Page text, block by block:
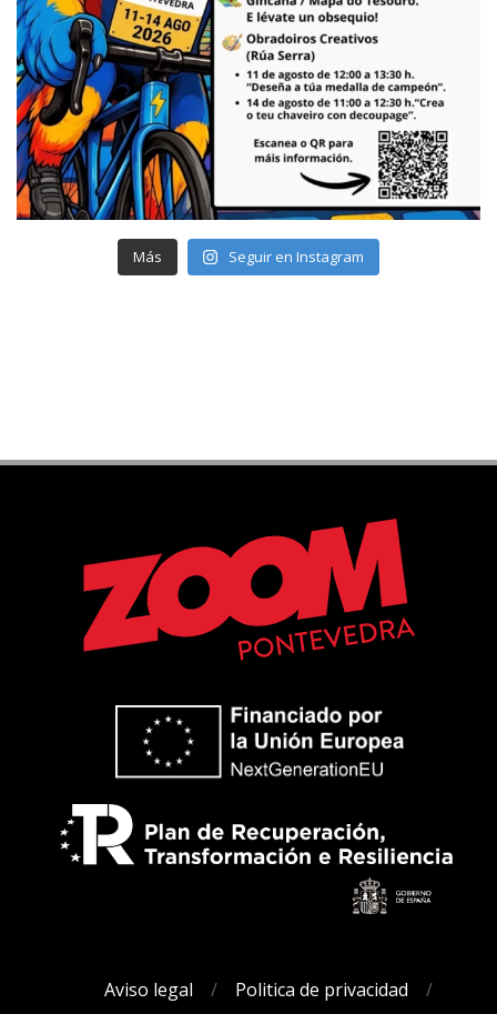
Más Seguir en Instagram
Aviso legal Politica de privacidad